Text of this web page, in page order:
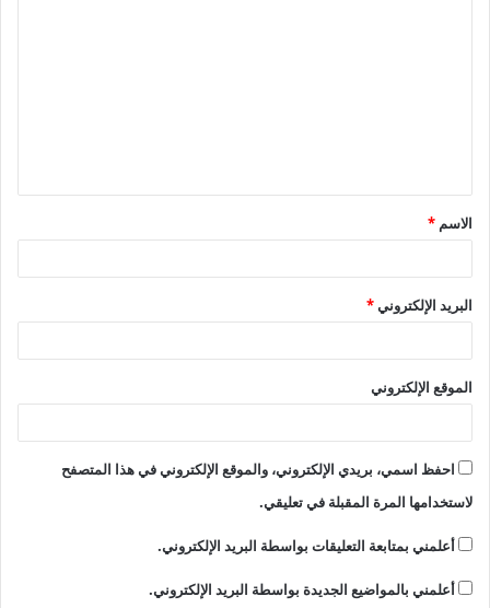
ق
*
الاسم *
البريد الإلكتروني*
الموقع الإلكتروني
احفظ اسمي، بريدي الإلكتروني، والموقع الإلكتروني في هذا المتصفح
لاستخدامها المرة المقبلة في تعليقي.
أعلمني بمتابعة التعليقات بواسطة البريد الإلكتروني.
أعلمني بالمواضيع الجديدة بواسطة البريد الإلكتروني.